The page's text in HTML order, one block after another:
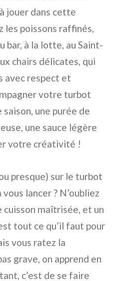
jouer dans cette
les poissons raffinés,
bar, à la lotte, au Saint-
chairs délicates, qui
avec respect et
votre turbot
une purée de
une sauce légère
votre créativité !
presque) sur le turbot
lancer ? N’oubliez
cuisson maîtrisée, et un
tout ce qu’il faut pour
vous ratez la
grave, on apprend en
c’est de se faire